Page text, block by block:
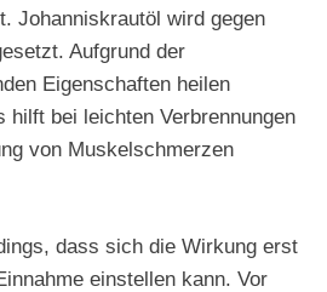
Johanniskrautöl wird gegen
Aufgrund der
Eigenschaften heilen
hilft bei leichten Verbrennungen
von Muskelschmerzen
dass sich die Wirkung erst
einstellen kann. Vor